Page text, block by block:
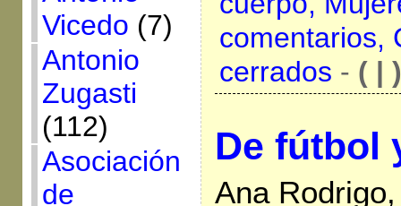
Vicedo (7)
Antonio
Zugasti
(112)
Asociación
de
comentarios,
cerrados - ( | )
De fútbol
Ana